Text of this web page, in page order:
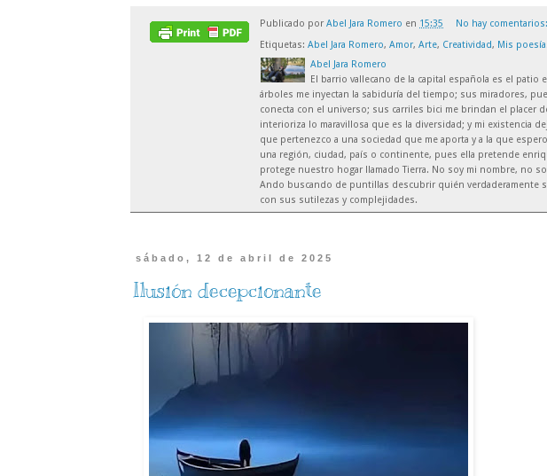
Publicado por Abel Jara Romero en 15:35
No hay comentarios:
Etiquetas: Abel Jara Romero, Amor, Arte, Creatividad, Mis
Abel Jara Romero
El barrio vallecano de la capital española es el
árboles me inyectan la sabiduría del tiempo; sus miradores,
conecta con el universo; sus carriles bici me brindan el placer
interioriza lo maravillosa que es la diversidad; y mi existencia
que pertenezco a una sociedad que me aporta y a la que
una región, ciudad, país o continente, pues ella pretende
protege nuestro hogar llamado Tierra. No soy mi nombre, no
Ando buscando de puntillas descubrir quién verdaderamente
con sus sutilezas y complejidades.
sábado, 12 de abril de 2025
Ilusión decepcionante